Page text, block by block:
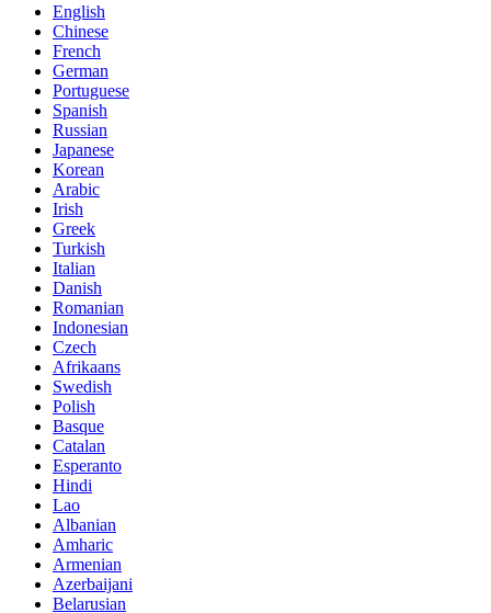
English
Chinese
French
German
Portuguese
Spanish
Russian
Japanese
Korean
Arabic
Irish
Greek
Turkish
Italian
Danish
Romanian
Indonesian
Czech
Afrikaans
Swedish
Polish
Basque
Catalan
Esperanto
Hindi
Lao
Albanian
Amharic
Armenian
Azerbaijani
Belarusian